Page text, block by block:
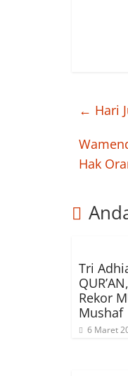
← Hari
Hak
Tri
Rekor
Mushaf
6 Maret